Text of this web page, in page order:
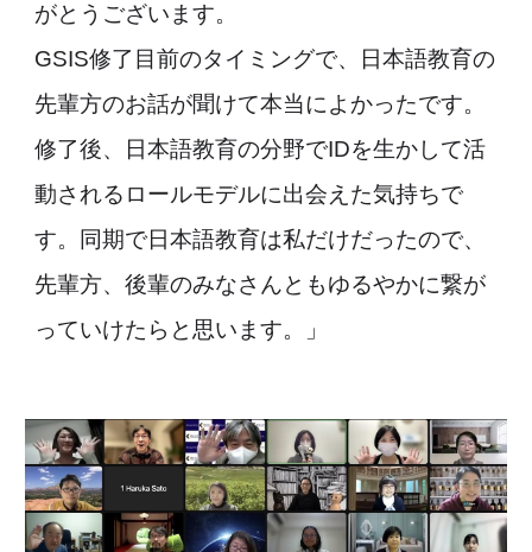
がとうございます。
GSIS修了目前のタイミングで、日本語教育の
先輩方のお話が聞けて本当によかったです。
修了後、日本語教育の分野でIDを生かして活
動されるロールモデルに出会えた気持ちで
す。同期で日本語教育は私だけだったので、
先輩方、後輩のみなさんともゆるやかに繋が
っていけたらと思います。」